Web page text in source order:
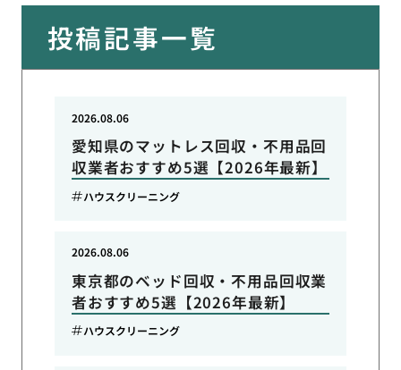
投稿記事一覧
愛知県のマットレス回収・不用品回
収業者おすすめ5選【2026年最新】
2026.08.06
ハウスクリーニング
東京都のベッド回収・不用品回収業
者おすすめ5選【2026年最新】
2026.08.06
ハウスクリーニング